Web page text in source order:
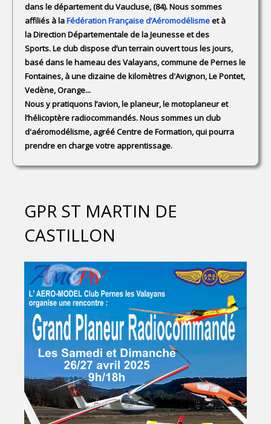
dans le département du Vaucluse, (84). Nous sommes
affiliés à laFédération Française d’Aéromodélismeet à
la Direction Départementale de la Jeunesse et des
Sports. Le club dispose d’un terrain ouvert tous les jours,
basé dans le hameau des Valayans, commune de Pernes le
Fontaines, à une dizaine de kilomètres d'Avignon, Le Pontet,
Vedène, Orange...
Nous y pratiquons l’avion, le planeur, le motoplaneur et
l’hélicoptère radiocommandés. Nous sommes un club
d'aéromodélisme, agréé Centre de Formation, qui pourra
prendre en charge votre apprentissage.
GPR ST MARTIN DE
CASTILLON